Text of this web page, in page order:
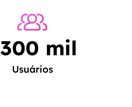
Usuários
300 mil